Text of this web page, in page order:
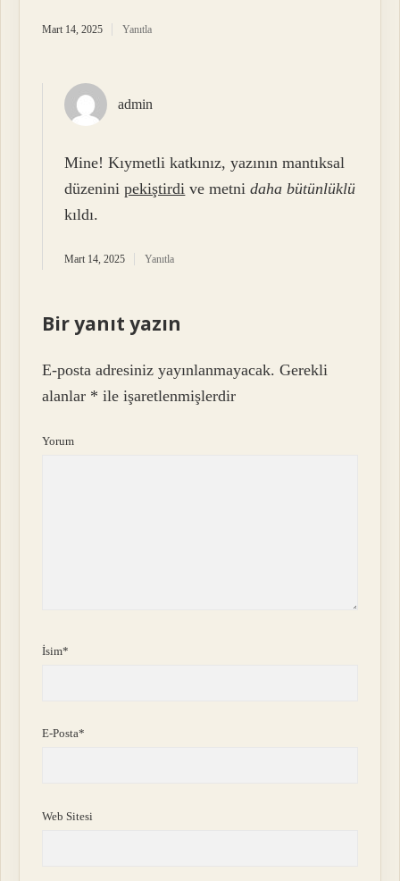
Mart 14, 2025 Yanıtla
admin
Mine! Kıymetli katkınız, yazının mantıksal
düzeninipekiştirdi ve metnidaha bütünlüklü
kıldı.
Mart 14, 2025 Yanıtla
Bir yanıt yazın
E-posta adresiniz yayınlanmayacak. Gerekli
alanlar * ile işaretlenmişlerdir
Yorum
İsim*
E-Posta*
Web Sitesi